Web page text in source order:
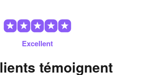
de vos affaires tout en
la ville ou que vous assistiez à une
et apportera une touche
Excellent
témoignent